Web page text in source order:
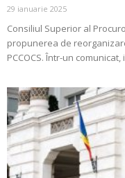
29 ianuarie 2025
Consiliul Superior al
propunerea de
PCCOCS. Într-un